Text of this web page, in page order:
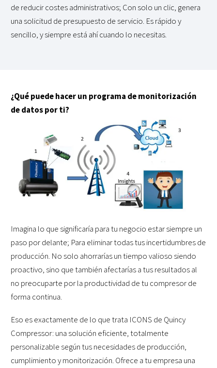
de reducir costes administrativos; Con solo un clic, genera
una solicitud de presupuesto de servicio. Es rápido y
sencillo, y siempre está ahí cuando lo necesitas.
¿Qué puede hacer un programa de monitorización
de datos por ti?
Imagina lo que significaría para tu negocio estar siempre un
paso por delante; Para eliminar todas tus incertidumbres de
producción. No solo ahorrarías un tiempo valioso siendo
proactivo, sino que también afectarías a tus resultados al
no preocuparte por la productividad de tu compresor de
forma continua.
Eso es exactamente de lo que trata ICONS de Quincy
Compressor: una solución eficiente, totalmente
personalizable según tus necesidades de producción,
cumplimiento y monitorización. Ofrece a tu empresa una